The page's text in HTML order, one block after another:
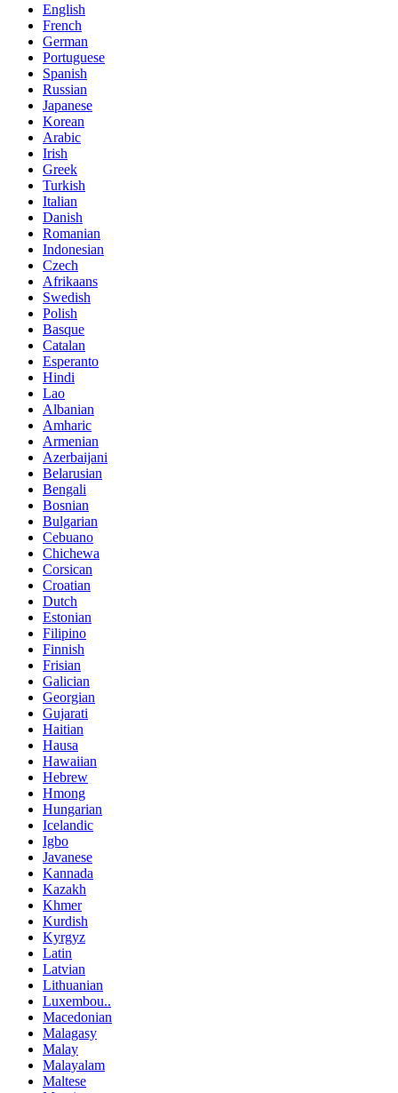
English
French
German
Portuguese
Spanish
Russian
Japanese
Korean
Arabic
Irish
Greek
Turkish
Italian
Danish
Romanian
Indonesian
Czech
Afrikaans
Swedish
Polish
Basque
Catalan
Esperanto
Hindi
Lao
Albanian
Amharic
Armenian
Azerbaijani
Belarusian
Bengali
Bosnian
Bulgarian
Cebuano
Chichewa
Corsican
Croatian
Dutch
Estonian
Filipino
Finnish
Frisian
Galician
Georgian
Gujarati
Haitian
Hausa
Hawaiian
Hebrew
Hmong
Hungarian
Icelandic
Igbo
Javanese
Kannada
Kazakh
Khmer
Kurdish
Kyrgyz
Latin
Latvian
Lithuanian
Luxembou..
Macedonian
Malagasy
Malay
Malayalam
Maltese